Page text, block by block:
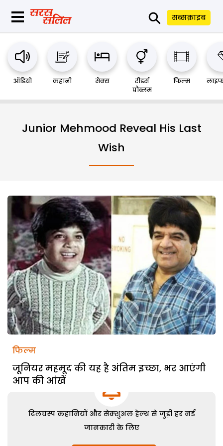
⚲ सब्सक्राइब
ऑडियो कहानी सेक्स
रीडर्स
प्रौब्लम
फिल्म
Junior Mehmood Reveal His Last
Wish
फिल्म
जूनियर महमूद की यह है अंतिम इच्छा, भर आएंगी
आप की आंखें
दिलचस्प कहानियों और सेक्शुअल हेल्थ से जुड़ी हर नई
जानकारी के लिए